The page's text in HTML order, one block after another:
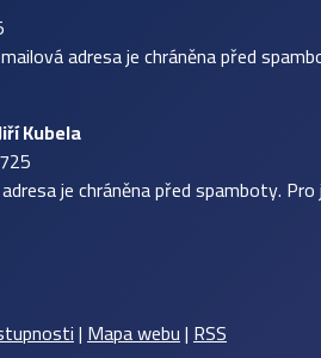
adresa je chráněna před
Kubela
je chráněna před spamboty.
|Mapa webu|RSS